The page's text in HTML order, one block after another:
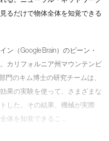
るだけで物体全体を知覚できる
ン（Google Brain）のビーン・
カリフォルニア州マウンテンビ
門のキム博士の研究チームは、
果の実験を使って、さまざまな
した。その結果、機械が実際
体を知覚できるこ …